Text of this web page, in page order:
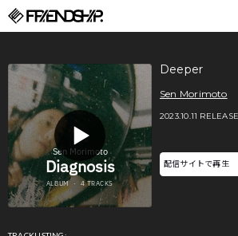
Deeper
Sen Morimoto
2023.10.11 RELEASE
配信サイトで再生